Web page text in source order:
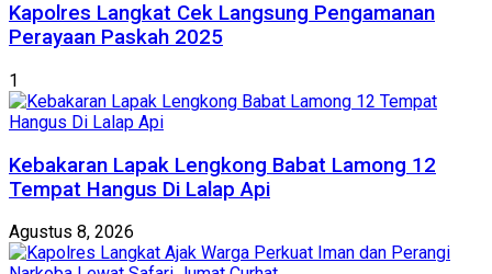
Kapolres Langkat Cek Langsung Pengamanan
Perayaan Paskah 2025
1
Kebakaran Lapak Lengkong Babat Lamong 12
Tempat Hangus Di Lalap Api
Agustus 8, 2026